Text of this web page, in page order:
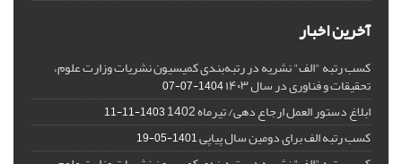
آخرین اخبار
کسب رتبه "الف" نشریه در رتبه‌بندی کمیسیون نشریات وزارت علوم،
تحقیقات و فناوری در سال ۱۴۰۳ 1404-07-07
ابلاغ دستور العمل ارجاع دهی/ تیرماه 1402 1403-11-11
کسب رتبه الف برای دومین سال پیاپی1401-05-19